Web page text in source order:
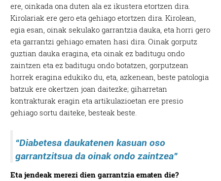
ere, oinkada ona duten ala ez ikustera etortzen dira.
Kirolariak ere gero eta gehiago etortzen dira. Kirolean,
egia esan, oinak sekulako garrantzia dauka, eta horri gero
eta garrantzi gehiago ematen hasi dira. Oinak gorputz
guztian dauka eragina, eta oinak ez baditugu ondo
zaintzen eta ez baditugu ondo botatzen, gorputzean
horrek eragina edukiko du, eta, azkenean, beste patologia
batzuk ere okertzen joan daitezke; giharretan
kontrakturak eragin eta artikulazioetan ere presio
gehiago sortu daiteke, besteak beste.
“Diabetesa daukatenen kasuan oso
garrantzitsua da oinak ondo zaintzea”
Eta jendeak merezi dien garrantzia ematen die?